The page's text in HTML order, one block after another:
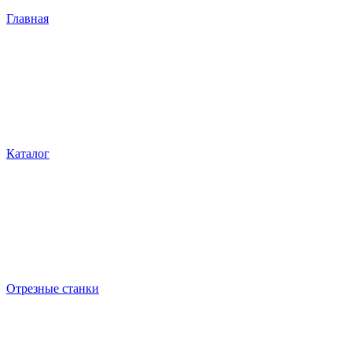
Главная
Каталог
Отрезные станки